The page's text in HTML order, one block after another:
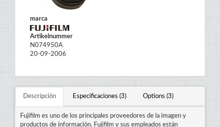
marca
Artikelnummer
N074950A
20-09-2006
Descripción Especificaciones (3) Options (3)
Fujifilm es uno de los principales proveedores de la imagen y
productos de información. Fujifilm y sus empleados están